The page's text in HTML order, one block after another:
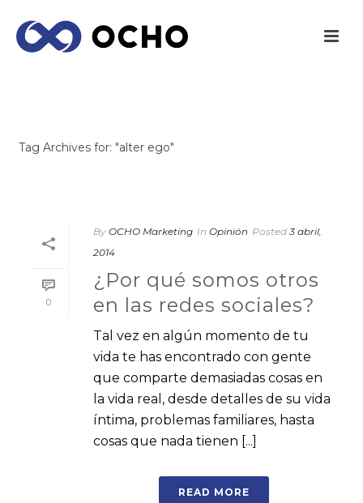
Tag Archives for: "alter ego"
0
By OCHO Marketing In Opinión Posted 3 abril,
2014
¿Por qué somos otros
en las redes sociales?
Tal vez en algún momento de tu
vida te has encontrado con gente
que comparte demasiadas cosas en
la vida real, desde detalles de su vida
íntima, problemas familiares, hasta
cosas que nada tienen [...]
READ MORE